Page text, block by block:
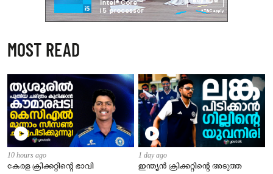
MOST READ
10 hours ago
​കേരള ക്രിക്കറ്റിന്റെ ഭാവി
1 day ago
ഇന്ത്യന്‍ ക്രിക്കറ്റിന്റെ അടുത്ത